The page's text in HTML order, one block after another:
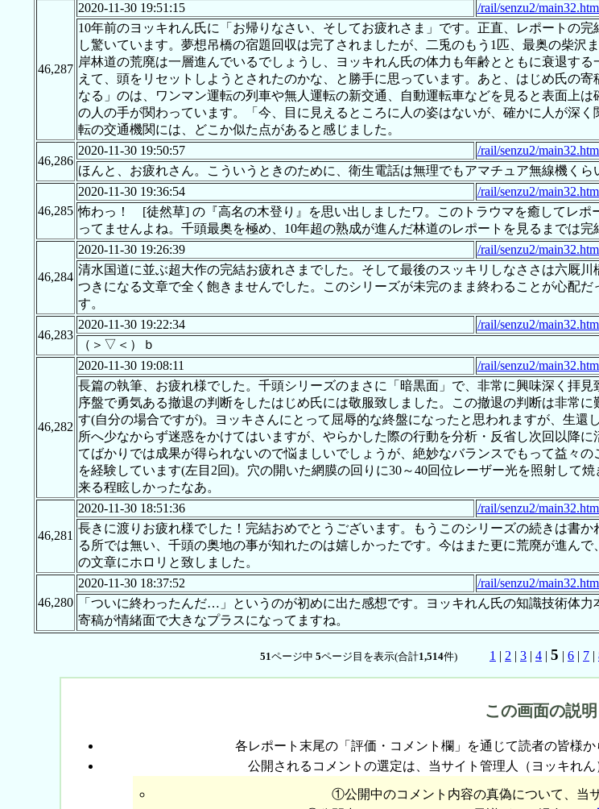
46,287
2020-11-30 19:51:15 /rail/senzu2/
10年前のヨッキれん氏に「お帰りなさい、そしてお疲れさま」です。正直、レポートの
し驚いています。夢想吊橋の宿題回収は完了されましたが、二兎のもう1匹、最奥の柴
岸林道の荒廃は一層進んでいるでしょうし、ヨッキれん氏の体力も年齢とともに衰退す
えて、頭をリセットしようとされたのかな、と勝手に思っています。あと、はじめ氏の
なる」のは、ワンマン運転の列車や無人運転の新交通、自動運転車などを見ると表面上
の人の手が関わっています。「今、目に見えるところに人の姿はないが、確かに人が深
転の交通機関には、どこか似た点があると感じました。
46,286
2020-11-30 19:50:57 /rail/senzu2/
ほんと、お疲れさん。こういうときのために、衛生電話は無理でもアマチュア無線機くら
46,285
2020-11-30 19:36:54 /rail/senzu2/
怖わっ！ [徒然草] の『高名の木登り』を思い出しましたワ。このトラウマを癒してレ
ってませんよね。千頭最奥を極め、10年超の熟成が進んだ林道のレポートを見るまでは
46,284
2020-11-30 19:26:39 /rail/senzu2/
清水国道に並ぶ超大作の完結お疲れさまでした。そして最後のスッキリしなささは六厩
つきになる文章で全く飽きませんでした。このシリーズが未完のまま終わることが心配
す。
46,283
2020-11-30 19:22:34 /rail/senzu2/
（＞▽＜）ｂ
46,282
2020-11-30 19:08:11 /rail/senzu2/
長篇の執筆、お疲れ様でした。千頭シリーズのまさに「暗黒面」で、非常に興味深く拝
序盤で勇気ある撤退の判断をしたはじめ氏には敬服致しました。この撤退の判断は非常
す(自分の場合ですが)。ヨッキさんにとって屈辱的な終盤になったと思われますが、生
所へ少なからず迷惑をかけてはいますが、やらかした際の行動を分析・反省し次回以降
てばかりでは成果が得られないので悩ましいでしょうが、絶妙なバランスでもって益々
を経験しています(左目2回)。穴の開いた網膜の回りに30～40回位レーザー光を照射して
来る程眩しかったなあ。
46,281
2020-11-30 18:51:36 /rail/senzu2/
長きに渡りお疲れ様でした！完結おめでとうございます。もうこのシリーズの続きは書
る所では無い、千頭の奥地の事が知れたのは嬉しかったです。今はまた更に荒廃が進ん
の文章にホロリと致しました。
46,280
2020-11-30 18:37:52 /rail/senzu2/
「ついに終わったんだ…」というのが初めに出た感想です。ヨッキれん氏の知識技術体
寄稿が情緒面で大きなプラスになってますね。
51ページ中 5ページ目を表示(合計1,514件) 1 | 2 | 3 | 4 | 5 | 6 | 7 |
この画面の説明
各レポート末尾の「評価・コメント欄」を通じて読者の皆様か
公開されるコメントの選定は、当サイト管理人（ヨッキれ
①公開中のコメント内容の真偽について、当